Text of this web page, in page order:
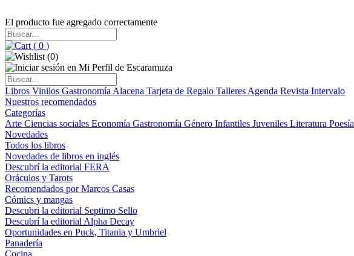
El producto fue agregado correctamente
( 0 )
(0)
Libros Vinilos Gastronomía Alacena Tarjeta de Regalo Talleres Agenda Revista Intervalo
Nuestros recomendados
Categorías
Arte Ciencias sociales Economía Gastronomía Género Infantiles Juveniles Literatura Poesía
Novedades
Todos los libros
Novedades de libros en inglés
Descubrí la editorial FERA
Oráculos y Tarots
Recomendados por Marcos Casas
Cómics y mangas
Descubri la editorial Septimo Sello
Descubrí la editorial Alpha Decay
Oportunidades en Puck, Titania y Umbriel
Panadería
Cocina